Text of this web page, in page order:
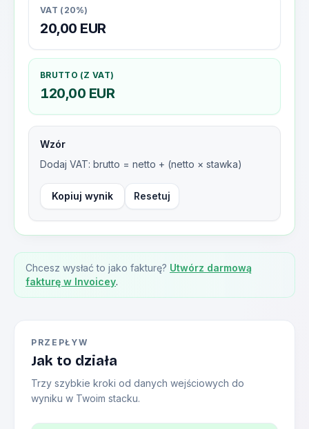
VAT (20%)
20,00 EUR
BRUTTO (Z VAT)
120,00 EUR
Wzór
Dodaj VAT: brutto = netto + (netto × stawka)
Kopiuj wynik Resetuj
Chcesz wysłać to jako fakturę? Utwórz darmową
fakturę w Invoicey.
PRZEPŁYW
Jak to działa
Trzy szybkie kroki od danych wejściowych do
wyniku w Twoim stacku.